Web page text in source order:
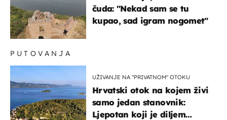
čuda: "Nekad sam se tu
kupao, sad igram nogomet"
PUTOVANJA
UŽIVANJE NA "PRIVATNOM" OTOKU
Hrvatski otok na kojem živi
samo jedan stanovnik:
Ljepotan koji je diljem